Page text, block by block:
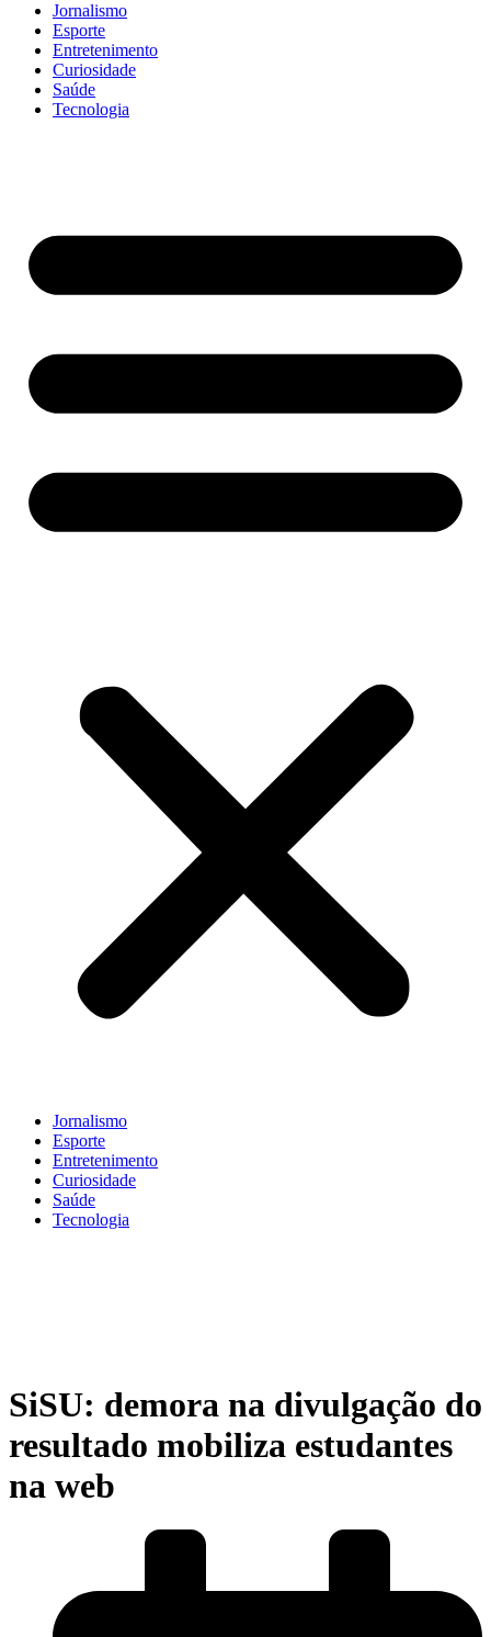
Jornalismo
Esporte
Entretenimento
Curiosidade
Saúde
Tecnologia
Jornalismo
Esporte
Entretenimento
Curiosidade
Saúde
Tecnologia
SiSU: demora na divulgação do
resultado mobiliza estudantes
na web